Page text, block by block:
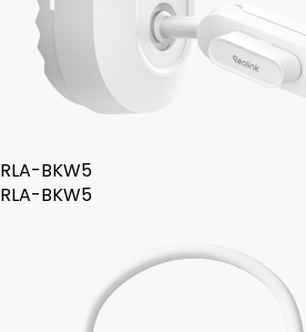
RLA-BKW5
RLA-BKW5